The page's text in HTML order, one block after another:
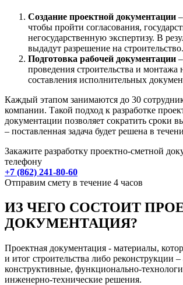
Создание проектной документации
чтобы пройти согласования,
негосударственную экспертизу. В
выдадут разрешение на строительство.
Подготовка рабочей документации
проведения строительства и монтажа
составления исполнительных
Каждый этапом занимаются до 30
компании. Такой подход к разработке
документации позволяет сократить сроки
– поставленная задача будет решена в
Закажите разработку проектно-сметной
телефону
+7 (862) 241-80-60
Отправим смету в течение 4 часов
ИЗ ЧЕГО СОСТОИТ
ДОКУМЕНТАЦИЯ?
Проектная документация - материалы,
и итог строительства либо реконструкции
конструктивные, функционально-
инженерно-технические решения.